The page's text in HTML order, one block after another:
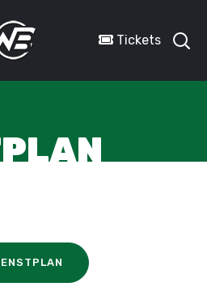
Tickets